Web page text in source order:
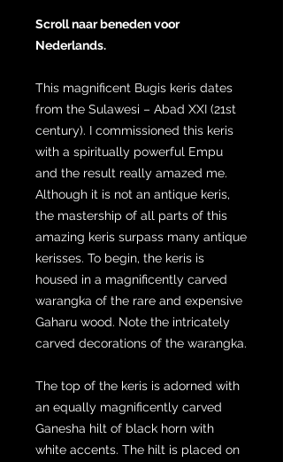
Scroll naar beneden voor
Nederlands.
This magnificent Bugis keris dates
from the Sulawesi – Abad XXI (21st
century). I commissioned this keris
with a spiritually powerful Empu
and the result really amazed me.
Although it is not an antique keris,
the mastership of all parts of this
amazing keris surpass many antique
kerisses. To begin, the keris is
housed in a magnificently carved
warangka of the rare and expensive
Gaharu wood. Note the intricately
carved decorations of the warangka.
The top of the keris is adorned with
an equally magnificently carved
Ganesha hilt of black horn with
white accents. The hilt is placed on